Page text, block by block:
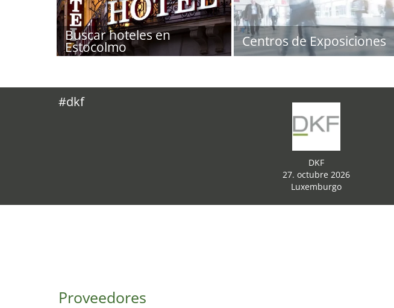
Buscar hoteles en
Estocolmo Centros de Exposiciones
#dkf
DKF
27. octubre 2026
Luxemburgo
Proveedores